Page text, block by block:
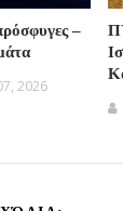
–
2026